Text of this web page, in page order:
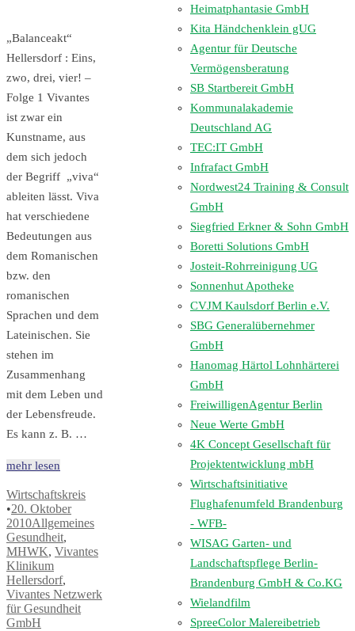
„Balanceakt“
Hellersdorf : Eins,
zwo, drei, vier! –
Folge 1 Vivantes
ist zwar ein
Kunstname, aus
dem sich jedoch
der Begriff „viva“
ableiten lässt. Viva
hat verschiedene
Bedeutungen aus
dem Romanischen
bzw. den
romanischen
Sprachen und dem
Lateinischen. Sie
stehen im
Zusammenhang
mit dem Leben und
der Lebensfreude.
Es kann z. B. …
mehr lesen
Wirtschaftskreis
•20. Oktober
2010Allgemeines
Gesundheit,
MHWK, Vivantes
Klinikum
Hellersdorf,
Vivantes Netzwerk
für Gesundheit
GmbH
Heimatphantasie GmbH
Kita Händchenklein gUG
Agentur für Deutsche
Vermögensberatung
SB Startbereit GmbH
Kommunalakademie
Deutschland AG
TEC:IT GmbH
Infrafact GmbH
Nordwest24 Training & Consult
GmbH
Siegfried Erkner & Sohn GmbH
Boretti Solutions GmbH
Josteit-Rohrreinigung UG
Sonnenhut Apotheke
CVJM Kaulsdorf Berlin e.V.
SBG Generalübernehmer
GmbH
Hanomag Härtol Lohnhärterei
GmbH
FreiwilligenAgentur Berlin
Neue Werte GmbH
4K Concept Gesellschaft für
Projektentwicklung mbH
Wirtschaftsinitiative
Flughafenumfeld Brandenburg
- WFB-
WISAG Garten- und
Landschaftspflege Berlin-
Brandenburg GmbH & Co.KG
Wielandfilm
SpreeColor Malereibetrieb